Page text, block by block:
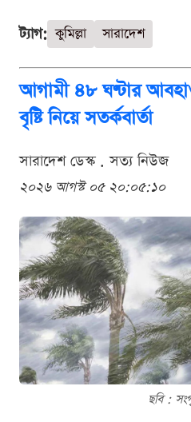
ট্যাগ: কুমিল্লা সারাদেশ
আগামী ৪৮ ঘণ্টার
বৃষ্টি নিয়ে সতর্কবার্তা
সারাদেশ ডেস্ক . সত্য নিউজ
২০২৬ আগস্ট ০৫ ২০:০৫:১০
ছবি :